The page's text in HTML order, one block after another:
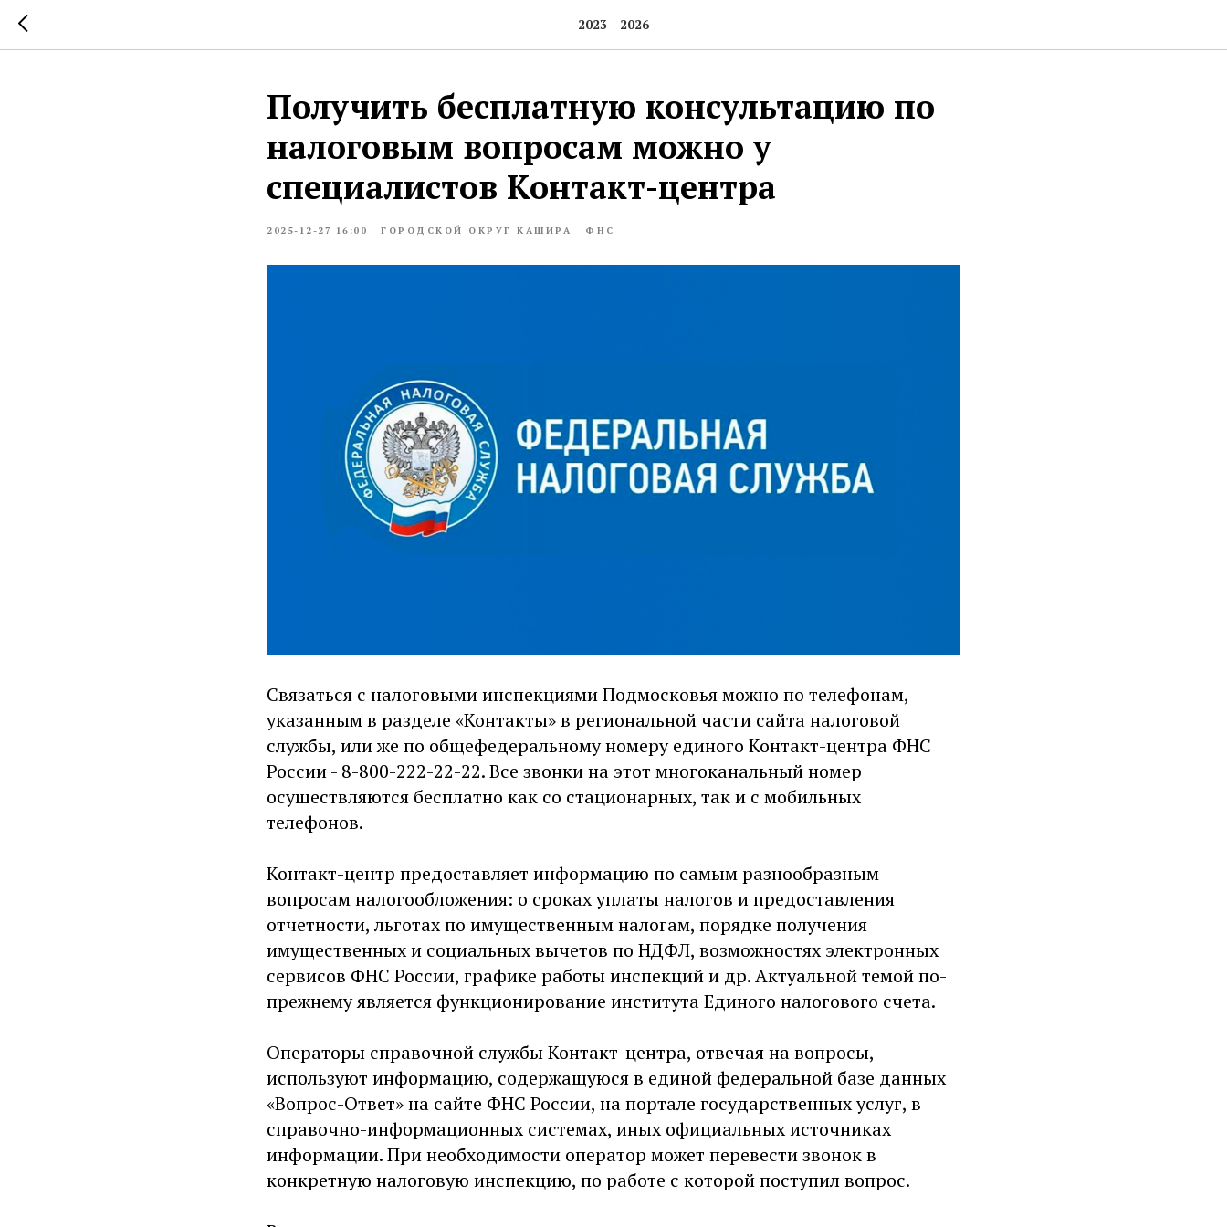
2023 - 2026
Получить бесплатную консультацию по
налоговым вопросам можно у
специалистов Контакт-центра
2025-12-27 16:00 ГОРОДСКОЙ ОКРУГ КАШИРА ФНС
Связаться с налоговыми инспекциями Подмосковья можно по телефонам,
указанным в разделе «Контакты» в региональной части сайта налоговой
службы, или же по общефедеральному номеру единого Контакт-центра ФНС
России - 8-800-222-22-22. Все звонки на этот многоканальный номер
осуществляются бесплатно как со стационарных, так и с мобильных
телефонов.
Контакт-центр предоставляет информацию по самым разнообразным
вопросам налогообложения: о сроках уплаты налогов и предоставления
отчетности, льготах по имущественным налогам, порядке получения
имущественных и социальных вычетов по НДФЛ, возможностях электронных
сервисов ФНС России, графике работы инспекций и др. Актуальной темой по-
прежнему является функционирование института Единого налогового счета.
Операторы справочной службы Контакт-центра, отвечая на вопросы,
используют информацию, содержащуюся в единой федеральной базе данных
«Вопрос-Ответ» на сайте ФНС России, на портале государственных услуг, в
справочно-информационных системах, иных официальных источниках
информации. При необходимости оператор может перевести звонок в
конкретную налоговую инспекцию, по работе с которой поступил вопрос.